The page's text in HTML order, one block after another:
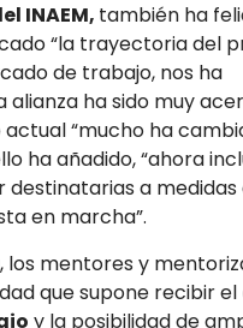
INAEM, también ha
“la trayectoria del
de trabajo, nos ha
ha sido muy
“mucho ha
ha añadido, “ahora
destinatarias a medidas
en marcha”.
mentores y
que supone recibir el
y la posibilidad de